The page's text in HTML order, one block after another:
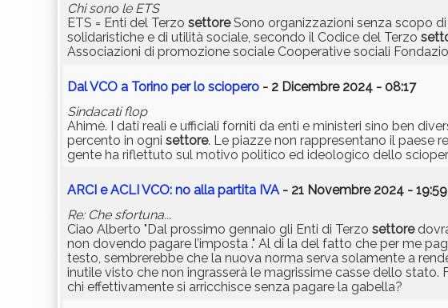
Chi sono le ETS
ETS = Enti del Terzo settoreSono organizzazioni senza scopo
solidaristiche e di utilità sociale, secondo il Codice del Terzo
Associazioni di promozione sociale Cooperative sociali
Dal VCO a Torino per lo sciopero - 2 Dicembre 2024 - 08:17
Sindacati flop
Ahimè. I dati reali e ufficiali forniti da enti e ministeri sino ben
percento in ogni settore. Le piazze non rappresentano il paese
gente ha riflettuto sul motivo politico ed ideologico dello
ARCI e ACLI VCO: no alla partita IVA- 21 Novembre 2024 - 19:59
Re: Che sfortuna...
Ciao Alberto "Dal prossimo gennaio gli Enti di Terzo settore
non dovendo pagare l’imposta ." Al di la del fatto che per me
testo, sembrerebbe che la nuova norma serva solamente a
inutile visto che non ingrasserà le magrissime casse dello
chi effettivamente si arricchisce senza pagare la gabella?